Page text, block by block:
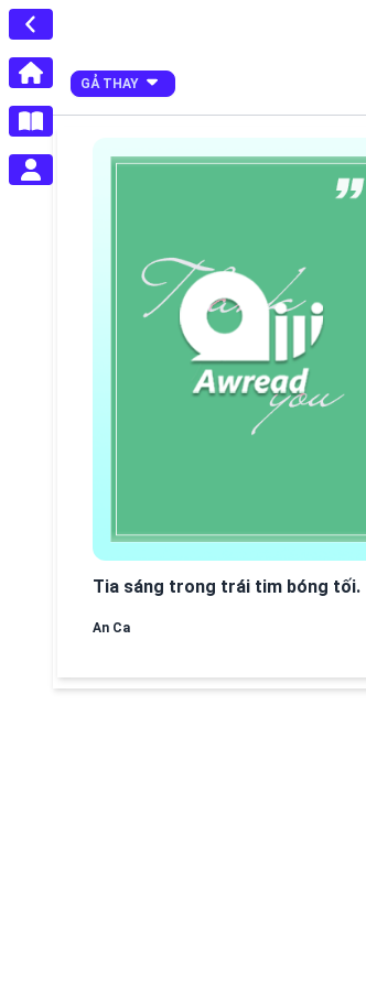
GẢ THAY
Tia sáng trong trái tim bóng tối.
An Ca